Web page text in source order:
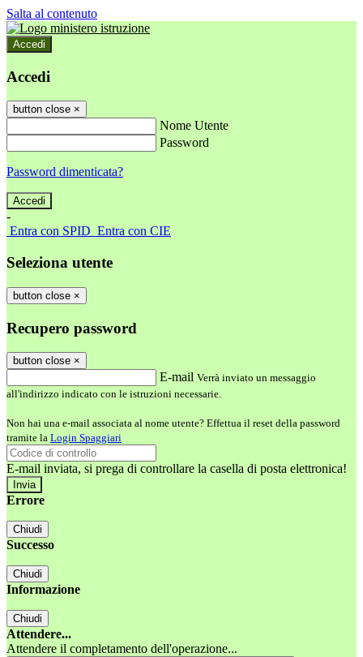
Salta al contenuto
Accedi
Accedi
button close ×
Nome Utente
Password
Password dimenticata?
-
Entra con SPID Entra con CIE
Seleziona utente
button close ×
Recupero password
button close ×
E-mail Verrà inviato un messaggio
all'indirizzo indicato con le istruzioni necessarie.
Non hai una e-mail associata al nome utente? Effettua il reset della password
tramite la Login Spaggiari
E-mail inviata, si prega di controllare la casella di posta elettronica!
Errore
Chiudi
Successo
Chiudi
Informazione
Chiudi
Attendere...
Attendere il completamento dell'operazione...